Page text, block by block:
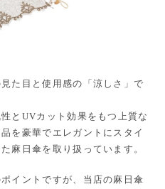
た目と使用感の「涼しさ」で
とUVカット効果をもつ上質な
を豪華でエレガントにスタイ
麻日傘を取り扱っています。
イントですが、当店の麻日傘